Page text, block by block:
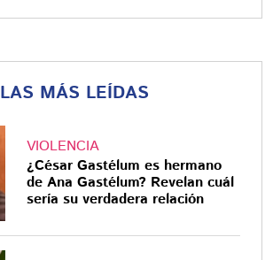
LAS MÁS LEÍDAS
VIOLENCIA
¿César Gastélum es hermano
de Ana Gastélum? Revelan cuál
sería su verdadera relación